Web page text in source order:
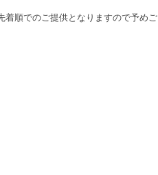
着順でのご提供となりますので予めご